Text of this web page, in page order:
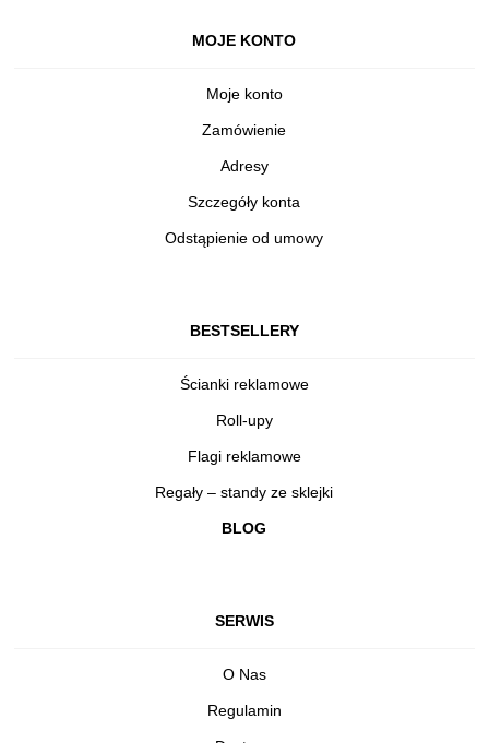
MOJE KONTO
Moje konto
Zamówienie
Adresy
Szczegóły konta
Odstąpienie od umowy
BESTSELLERY
Ścianki reklamowe
Roll-upy
Flagi reklamowe
Regały – standy ze sklejki
BLOG
SERWIS
O Nas
Regulamin